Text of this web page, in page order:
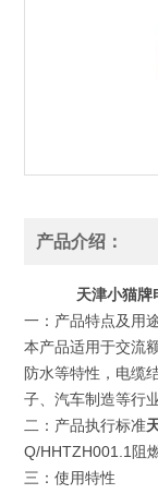
产品介绍：
天津小猫牌
一：产品特点及用
本产品适用于交流
防水等特性，电缆
子、汽车制造等行
二：产品执行标准
Q/HHTZH001.1阻
三：使用特性